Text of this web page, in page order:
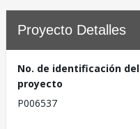
Proyecto Detalles
No. de identificación del
proyecto
P006537